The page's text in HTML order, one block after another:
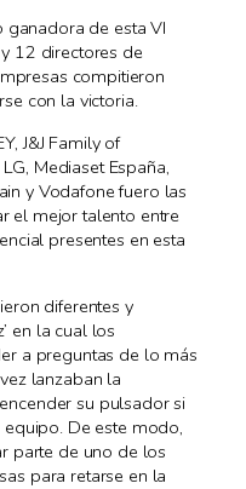
ganadora de esta VI
12 directores de
compitieron
con la victoria.
J&J Family of
Mediaset España,
y Vodafone fuero las
el mejor talento entre
presentes en esta
diferentes y
en la cual los
a preguntas de lo más
lanzaban la
su pulsador si
De este modo,
parte de uno de los
para retarse en la